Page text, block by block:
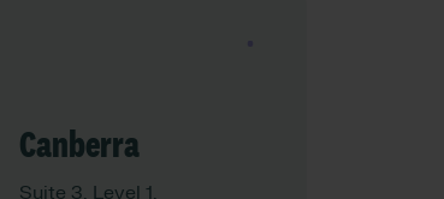
Canberra
Suite 3, Level 1,